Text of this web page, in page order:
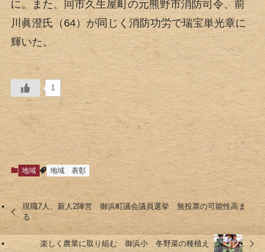
に。また、同市久生屋町の元熊野市消防司令、前
川眞澄氏（64）が同じく消防功労で瑞宝単光章に
輝いた。
1
地域 地域 表彰
現職7人、新人2陣営 御浜町議会議員選挙 無投票の可能性高ま
る
楽しく農業に取り組む 御浜小 冬野菜の種植え